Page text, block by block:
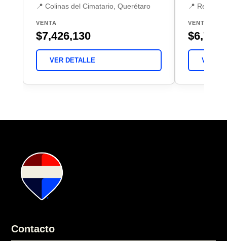
📍 Colinas del Cimatario, Querétaro
VENTA
$7,426,130
VER DETALLE
📍
VENTA
VER
Contacto